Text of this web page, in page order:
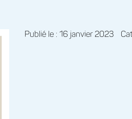
Publié le : 16 janvier 2023